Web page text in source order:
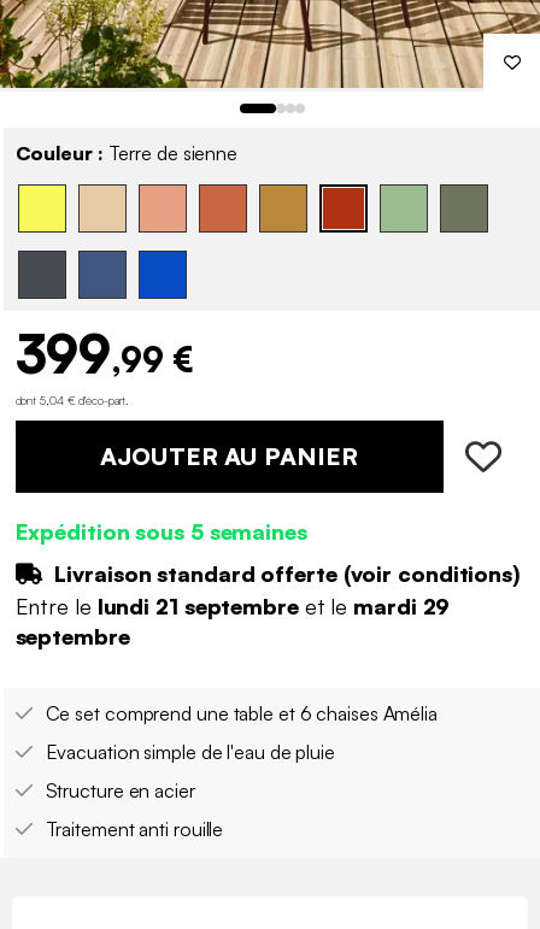
Couleur : Terre de sienne
399,99 €
dont 5,04 € d'éco-part
AJOUTER AU PANIER
Expédition sous 5 semaines
Livraison standard offerte (voir conditions)
Entre le lundi 21 septembreet le mardi 29
septembre
Ce set comprend une table et 6 chaises Amélia
Evacuation simple de l'eau de pluie
Structure en acier
Traitement anti rouille